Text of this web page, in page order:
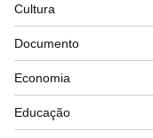
Cultura
Documento
Economia
Educação